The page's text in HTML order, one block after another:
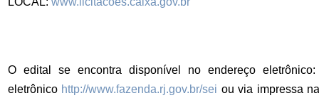
O edital se encontra disponível no endereço eletrônico:
eletrônico http://www.fazenda.rj.gov.br/sei ou via impressa